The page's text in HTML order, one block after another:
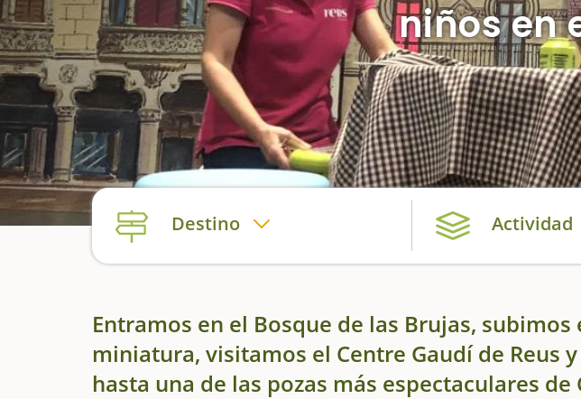
niños en
Destino Actividad
Entramos en el Bosque de las Brujas,
miniatura, visitamos el Centre Gaudí de Reus
hasta una de las pozas más espectaculares de